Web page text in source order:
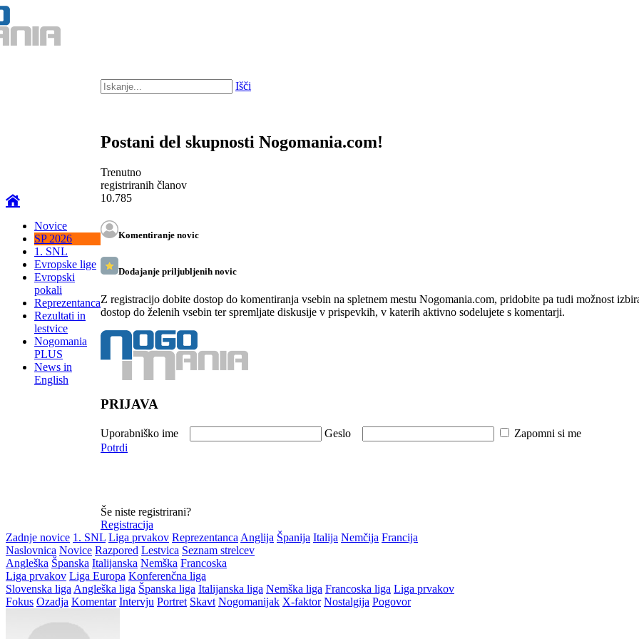
Novice
SP 2026
1. SNL
Evropske lige
Evropski
pokali
Reprezentanca
Rezultati in
lestvice
Nogomania
PLUS
News in
English
Išči
Postani del skupnosti Nogomania.com!
Trenutno
registriranih članov
10.785
Komentiranje novic
Dodajanje priljubljenih novic
Z registracijo dobite dostop do komentiranja vsebin na spletnem mestu Nogomania.com, pridobite pa tudi možnost
dostop do želenih vsebin ter spremljate diskusije v prispevkih, v katerih aktivno sodelujete s komentarji.
PRIJAVA
Uporabniško ime Geslo Zapomni si me
Potrdi
Še niste registrirani?
Registracija
Zadnje novice 1. SNL Liga prvakov Reprezentanca Anglija Španija Italija Nemčija Francija
Naslovnica Novice Razpored Lestvica Seznam strelcev
Angleška Španska Italijanska Nemška Francoska
Liga prvakov Liga Europa Konferenčna liga
Slovenska liga Angleška liga Španska liga Italijanska liga Nemška liga Francoska liga Liga prvakov
Fokus Ozadja Komentar Intervju Portret Skavt Nogomanijak X-faktor Nostalgija Pogovor